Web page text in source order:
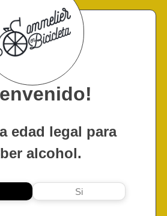
edad legal para
alcohol.
Si